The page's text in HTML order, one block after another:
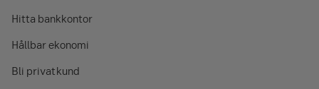
Hitta bankkontor
Hållbar ekonomi
Bli privatkund